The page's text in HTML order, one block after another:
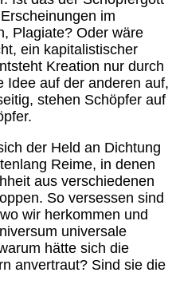
im
Plagiate? Oder wäre
ein kapitalistischer
Kreation nur durch
Idee auf der anderen auf,
stehen Schöpfer auf
der Held an Dichtung
Reime, in denen
aus verschiedenen
So versessen sind
wir herkommen und
universale
hätte sich die
anvertraut? Sind sie die